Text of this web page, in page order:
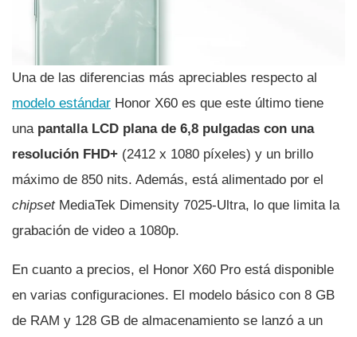
Una de las diferencias más apreciables respecto al
modelo estándar Honor X60 es que este último tiene
unapantalla LCD plana de 6,8 pulgadas con una
resolución FHD+ (2412 x 1080 píxeles) y un brillo
máximo de 850 nits. Además, está alimentado por el
chipsetMediaTek Dimensity 7025-Ultra, lo que limita la
grabación de video a 1080p.
En cuanto a precios, el Honor X60 Pro está disponible
en varias configuraciones. El modelo básico con 8 GB
de RAM y 128 GB de almacenamiento se lanzó a un